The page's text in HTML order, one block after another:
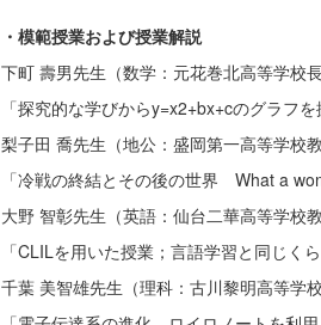
・模範授業および授業解説
下町 壽男先生（数学：元花巻北高等学校長
「探究的な学びからy=x2+bx+cのグラフを
梨子田 喬先生（地公：盛岡第一高等学校教
「冷戦の終結とその後の世界 What a
大野 智彰先生（英語：仙台二華高等学校教
「CLILを用いた授業；言語学習と同じく
千葉 美智雄先生（理科：古川黎明高等学校